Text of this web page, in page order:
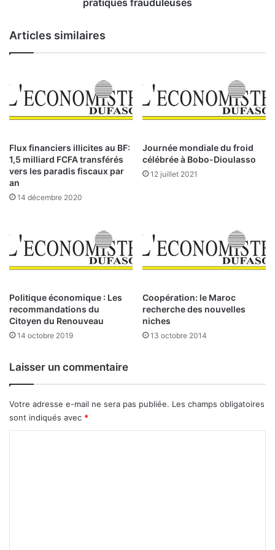
p
o
a
y
n
e
:
l
s
i
n
d
u
r
e
l
d
é
n
o
c
n
t
d
pratiques frauduleuses
Articles similaires
Flux financiers illicites au BF:
1,5 milliard FCFA transférés
vers les paradis fiscaux par
an
14 décembre 2020
Journée mondiale du froid
célébrée à Bobo-Dioulasso
12 juillet 2021
Politique économique : Les
recommandations du
Citoyen du Renouveau
14 octobre 2019
Coopération: le Maroc
recherche des nouvelles
niches
13 octobre 2014
Laisser un commentaire
Votre adresse e-mail ne sera pas publiée. Les champs obligatoires
sont indiqués avec *